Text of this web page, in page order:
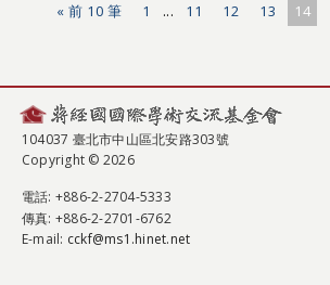
« 前 10 筆 1 ... 11 12 13 14
104037 臺北市中山區北安路303號
Copyright © 2026
電話: +886-2-2704-5333
傳真: +886-2-2701-6762
E-mail: cckf@ms1.hinet.net